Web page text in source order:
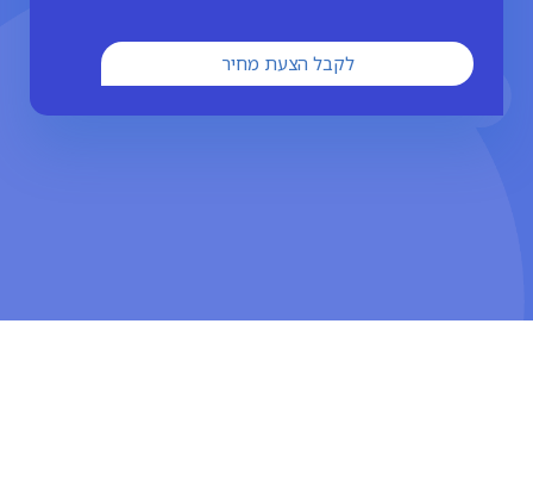
לקבל הצעת מחיר